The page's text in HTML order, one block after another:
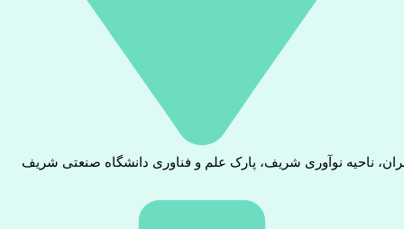
ناحیه نوآوری شریف، پارک علم و فناوری دانشگاه صنعتی شریف